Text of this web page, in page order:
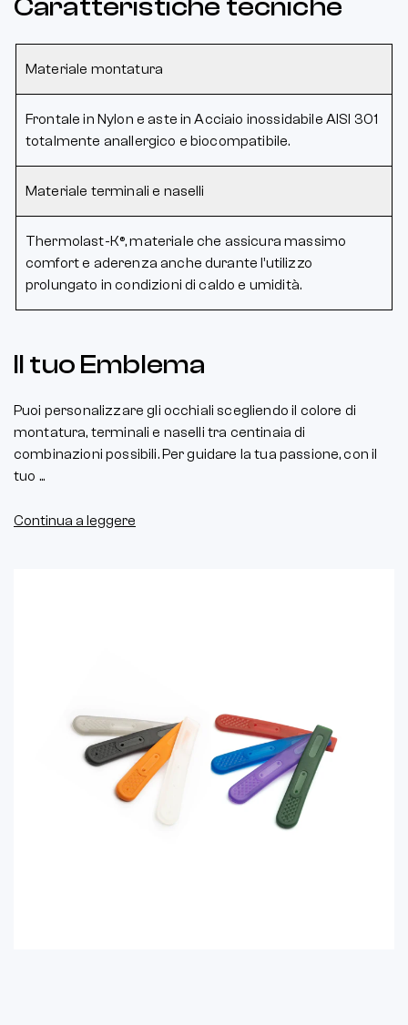
Caratteristiche tecniche
Materiale montatura
Frontale in Nylon e aste in Acciaio inossidabile AISI 301
totalmente anallergico e biocompatibile.
Materiale terminali e naselli
Thermolast-K®, materiale che assicura massimo
comfort e aderenza anche durante l’utilizzo
prolungato in condizioni di caldo e umidità.
Il tuo Emblema
Puoi personalizzare gli occhiali scegliendo il colore di
montatura, terminali e naselli tra centinaia di
combinazioni possibili. Per guidare la tua passione, con il
tuo ...
Continua a leggere